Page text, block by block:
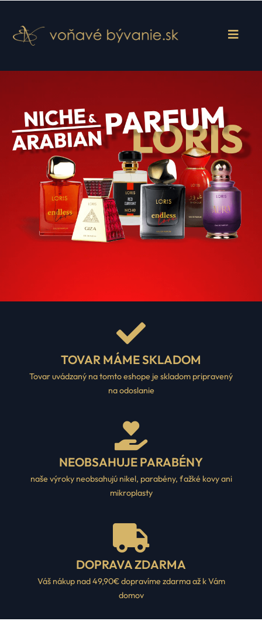
TOVAR MÁME SKLADOM
Tovar uvádzaný na tomto eshope je skladom pripravený
na odoslanie
NEOBSAHUJE PARABÉNY
naše výroky neobsahujú nikel, parabény, ťažké kovy ani
mikroplasty
DOPRAVA ZDARMA
Váš nákup nad 49,90€ dopravíme zdarma až k Vám
domov